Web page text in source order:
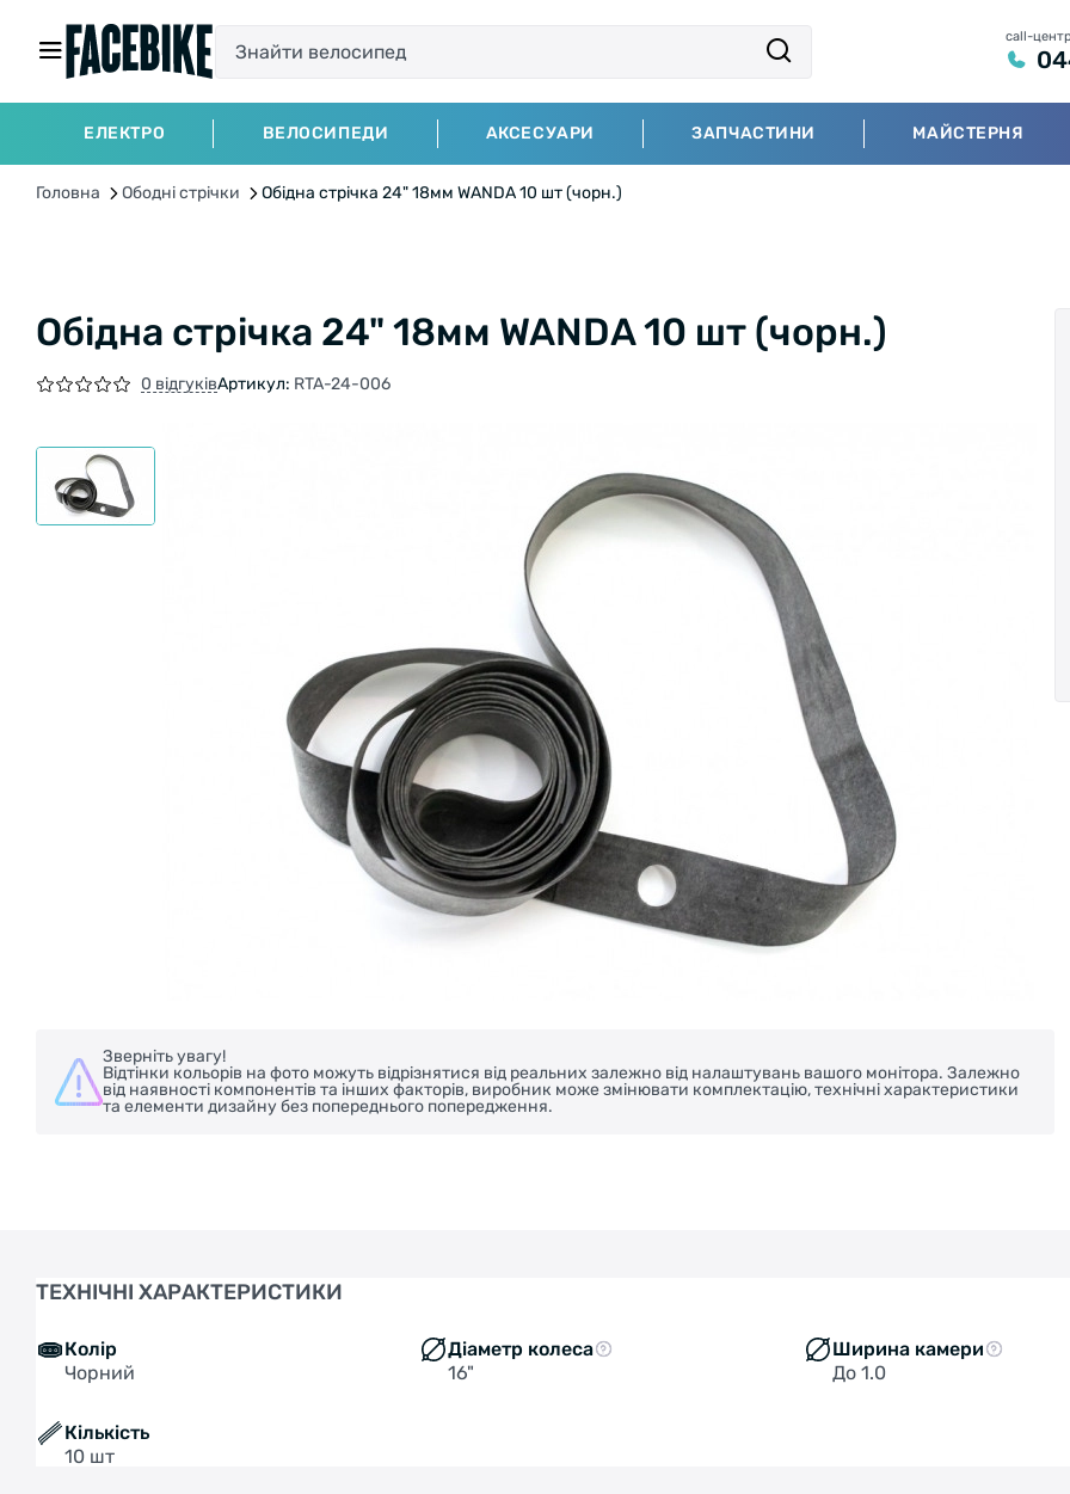
call-
ЕЛЕКТРО ВЕЛОСИПЕДИ АКСЕСУАРИ ЗАПЧАСТИНИ МАЙСТЕРНЯ
Головна Ободні стрічки Обідна стрічка 24" 18мм WANDA 10 шт (чорн.)
Обідна стрічка 24" 18мм WANDA 10 шт (чорн.)
0 відгуківАртикул: RTA-24-006
Зверніть увагу!
Відтінки кольорів на фото можуть відрізнятися від реальних залежно від налаштувань вашого монітора. Залежно
від наявності компонентів та інших факторів, виробник може змінювати комплектацію, технічні характеристики
та елементи дизайну без попереднього попередження.
ТЕХНІЧНІ ХАРАКТЕРИСТИКИ
Колір
Чорний
Діаметр колеса
16"
Ширина камери
До 1.0
Кількість
10 шт